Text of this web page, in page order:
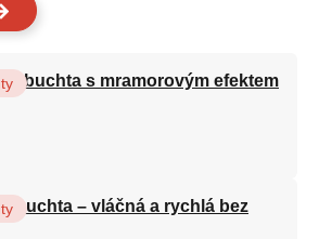
buchta s mramorovým efektem
buchta – vláčná a rychlá bez